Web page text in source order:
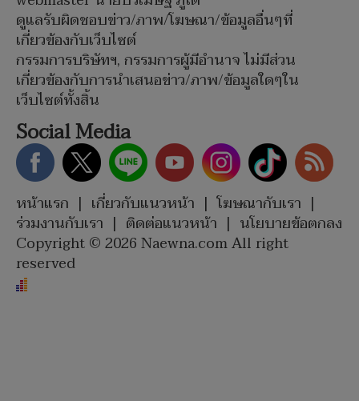
ดูแลรับผิดชอบข่าว/ภาพ/โฆษณา/ข้อมูลอื่นๆที่
เกี่ยวข้องกับเว็บไซต์
กรรมการบริษัทฯ, กรรมการผู้มีอำนาจ ไม่มีส่วน
เกี่ยวข้องกับการนำเสนอข่าว/ภาพ/ข้อมูลใดๆใน
เว็บไซต์ทั้งสิ้น
Social Media
หน้าแรก | เกี่ยวกับแนวหน้า | โฆษณากับเรา |
ร่วมงานกับเรา | ติดต่อแนวหน้า | นโยบายข้อตกลง
Copyright © 2026 Naewna.com All right
reserved